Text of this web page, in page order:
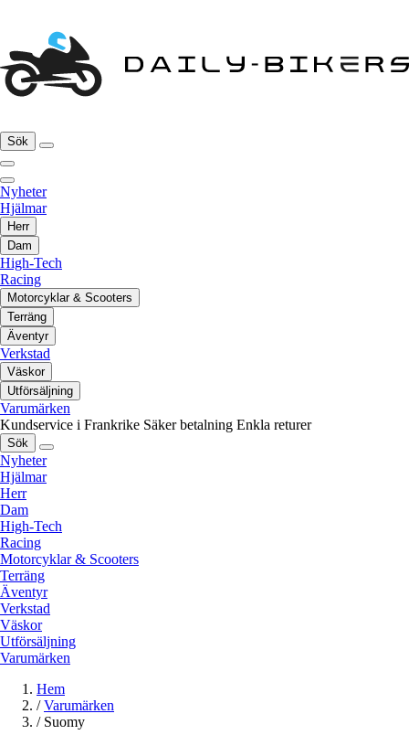
Sök
Nyheter
Hjälmar
Herr
Dam
High-Tech
Racing
Motorcyklar & Scooters
Terräng
Äventyr
Verkstad
Väskor
Utförsäljning
Varumärken
Kundservice i Frankrike Säker betalning Enkla returer
Sök
Nyheter
Hjälmar
Herr
Dam
High-Tech
Racing
Motorcyklar & Scooters
Terräng
Äventyr
Verkstad
Väskor
Utförsäljning
Varumärken
Hem
/ Varumärken
/ Suomy